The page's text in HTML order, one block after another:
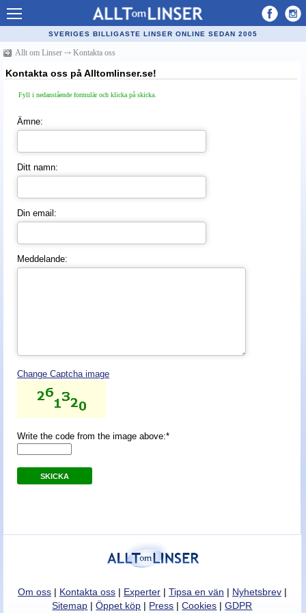
Allt om Linser
Billiga kontaktlinser
Köpa linser på nätet
Återförsäljare linser
Populära linser
Kontaktlinstyper
Linsvätska
Glasögon
SVERIGES BILLIGASTE LINSER ONLINE SEDAN 2005
Allt om Linser ⤏ Kontakta oss
Kontakta oss på Alltomlinser.se!
Fyll i nedanstående formulär och klicka på skicka.
Ämne:
Ditt namn:
Din email:
Meddelande:
Change Captcha image
Write the code from the image above:*
SKICKA
Om oss| Kontakta oss| Experter| Tipsa en vän | Nyhetsbrev|
Sitemap |Öppet köp | Press |Cookies |GDPR